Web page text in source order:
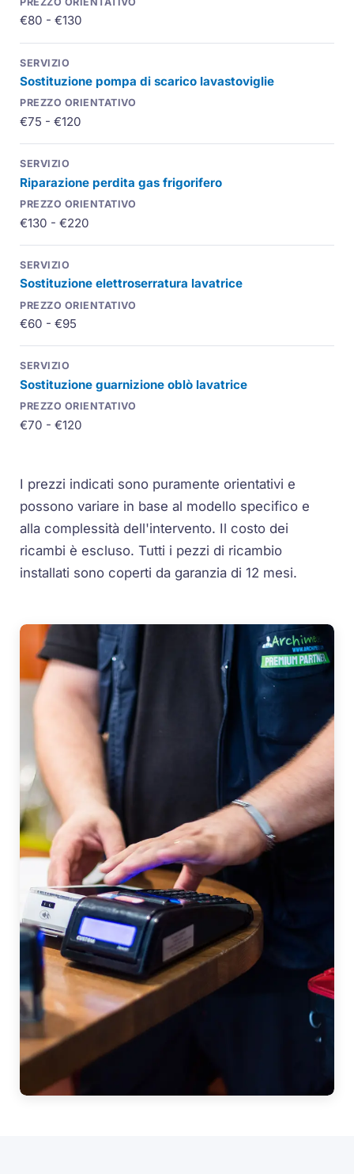
€80 - €130
Sostituzione pompa di scarico lavastoviglie
€75 - €120
Riparazione perdita gas frigorifero
€130 - €220
Sostituzione elettroserratura lavatrice
€60 - €95
Sostituzione guarnizione oblò lavatrice
€70 - €120
I prezzi indicati sono puramente orientativi e
possono variare in base al modello specifico e
alla complessità dell'intervento. Il costo dei
ricambi è escluso. Tutti i pezzi di ricambio
installati sono coperti da garanzia di 12 mesi.